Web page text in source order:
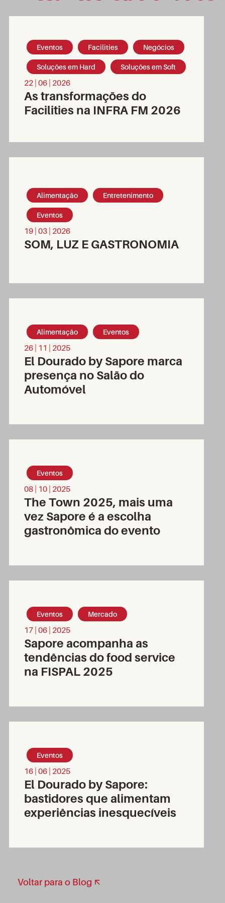
Eventos Facilities Negócios
Soluções em Hard Soluções em Soft
22 | 06 | 2026
As transformações do
Facilities na INFRA FM 2026
Alimentação Entretenimento
Eventos
19 | 03 | 2026
SOM, LUZ E GASTRONOMIA
Alimentação Eventos
26 | 11 | 2025
El Dourado by Sapore marca
presença no Salão do
Automóvel
Eventos
08 | 10 | 2025
The Town 2025, mais uma
vez Sapore é a escolha
gastronômica do evento
Eventos Mercado
17 | 06 | 2025
Sapore acompanha as
tendências do food service
na FISPAL 2025
Eventos
16 | 06 | 2025
El Dourado by Sapore:
bastidores que alimentam
experiências inesquecíveis
Voltar para o Blog